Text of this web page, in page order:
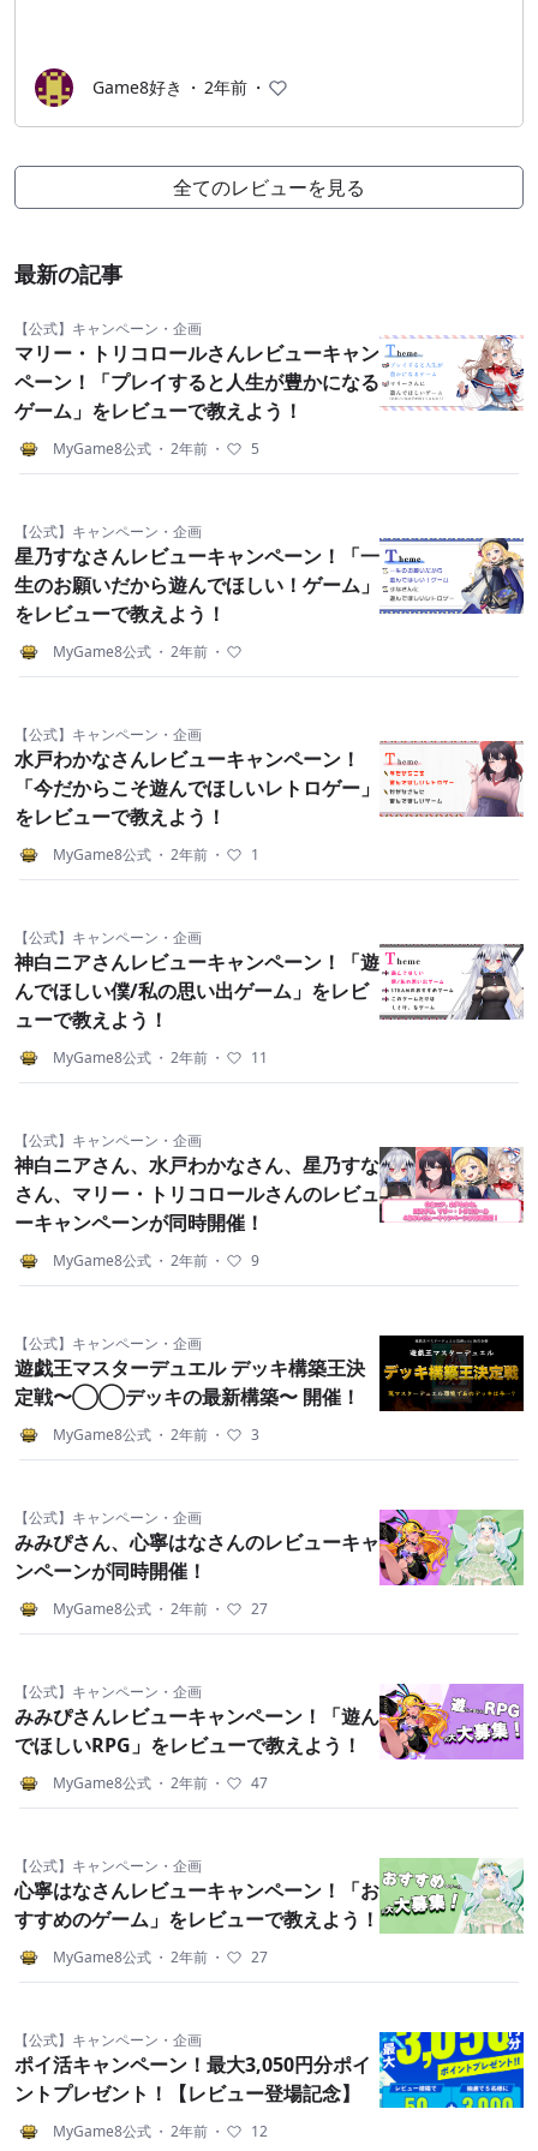
Game8好き ・ 2年前 ・
全てのレビューを見る
最新の記事
【公式】キャンペーン・企画
マリー・トリコロールさんレビューキャン
ペーン！「プレイすると人生が豊かになる
ゲーム」をレビューで教えよう！
MyGame8公式 ・ 2年前 ・ 5
【公式】キャンペーン・企画
星乃すなさんレビューキャンペーン！「一
生のお願いだから遊んでほしい！ゲーム」
をレビューで教えよう！
MyGame8公式 ・ 2年前 ・
【公式】キャンペーン・企画
水戸わかなさんレビューキャンペーン！
「今だからこそ遊んでほしいレトロゲー」
をレビューで教えよう！
MyGame8公式 ・ 2年前 ・ 1
【公式】キャンペーン・企画
神白ニアさんレビューキャンペーン！「遊
んでほしい僕/私の思い出ゲーム」をレビ
ューで教えよう！
MyGame8公式 ・ 2年前 ・ 11
【公式】キャンペーン・企画
神白ニアさん、水戸わかなさん、星乃すな
さん、マリー・トリコロールさんのレビュ
ーキャンペーンが同時開催！
MyGame8公式 ・ 2年前 ・ 9
【公式】キャンペーン・企画
遊戯王マスターデュエル デッキ構築王決
定戦〜◯◯デッキの最新構築〜 開催！
MyGame8公式 ・ 2年前 ・ 3
【公式】キャンペーン・企画
みみぴさん、心寧はなさんのレビューキャ
ンペーンが同時開催！
MyGame8公式 ・ 2年前 ・ 27
【公式】キャンペーン・企画
みみぴさんレビューキャンペーン！「遊ん
でほしいRPG」をレビューで教えよう！
MyGame8公式 ・ 2年前 ・ 47
【公式】キャンペーン・企画
心寧はなさんレビューキャンペーン！「お
すすめのゲーム」をレビューで教えよう！
MyGame8公式 ・ 2年前 ・ 27
【公式】キャンペーン・企画
ポイ活キャンペーン！最大3,050円分ポイ
ントプレゼント！【レビュー登場記念】
MyGame8公式 ・ 2年前 ・ 12